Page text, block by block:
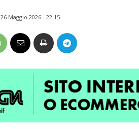
26 Maggio 2026 - 22:15